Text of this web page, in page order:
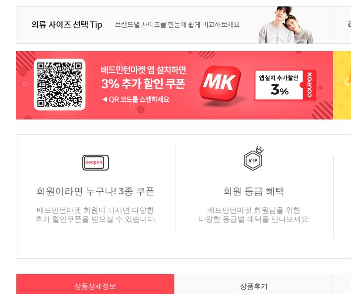
회원이라면 누구나! 3종 쿠폰
배드민턴마켓 회원이 되시면 다양한
추가 할인쿠폰을 받으실 수 있습니다.
회원 등급 혜택
배드민턴마켓 회원님을 위한
다양한 등급별 혜택을 만나보세요!
상품상세정보 상품후기